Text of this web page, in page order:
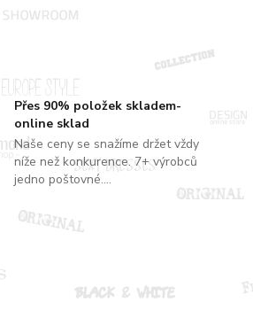
Přes 90% položek skladem-
online sklad
Naše ceny se snažíme držet vždy
níže než konkurence. 7+ výrobců
jedno poštovné....